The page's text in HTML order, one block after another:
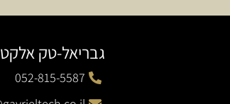
גבריאל-טק
052-815-5587